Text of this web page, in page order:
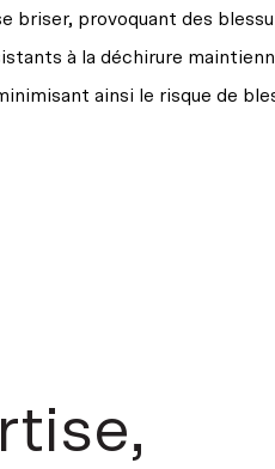
briser, provoquant des
à la déchirure
ainsi le risque de